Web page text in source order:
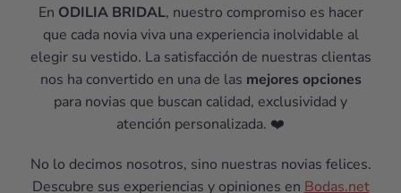
En ODILIA BRIDAL, nuestro compromiso es hacer
que cada novia viva una experiencia inolvidable al
elegir su vestido. La satisfacción de nuestras clientas
nos ha convertido en una de las mejores opciones
para novias que buscan calidad, exclusividad y
atención personalizada. ❤️
No lo decimos nosotros, sino nuestras novias felices.
Descubre sus experiencias y opiniones en Bodas.net